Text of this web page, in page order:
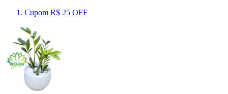
Cupom R$ 25 OFF